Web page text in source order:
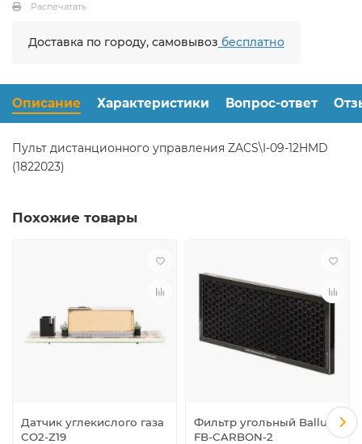
Распечатать
Доставка по городу, самовывоз бесплатно
Описание Характеристики Вопрос-ответ
Пульт дистанционного управления ZACS\I-09-12HMD
(1822023)
Похожие товары
Датчик углекислого газа
CO2-Z19
Фильтр угольный Ballu
FB-CARBON-2